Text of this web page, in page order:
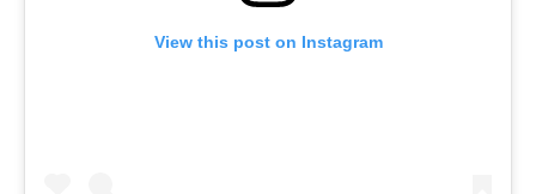
View this post on Instagram